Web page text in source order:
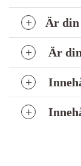
Är
Är